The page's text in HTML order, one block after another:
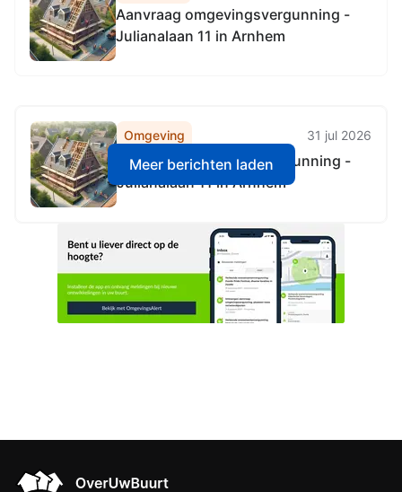
Aanvraag omgevingsvergunning -
Julianalaan 11 in Arnhem
Omgeving 31 jul 2026
Aanvraag omgevingsvergunning -
Julianalaan 11 in Arnhem
Meer berichten laden